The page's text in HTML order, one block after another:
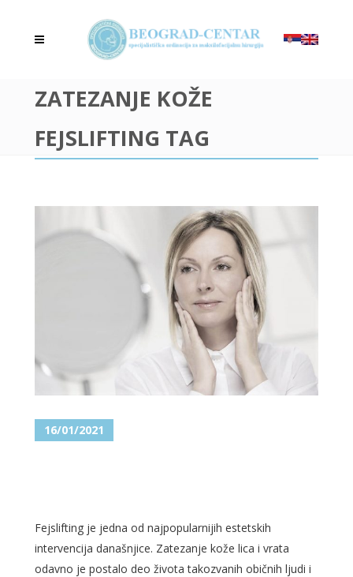
ZATEZANJE KOŽE
FEJSLIFTING TAG
16/01/2021
Fejslifting je jedna od najpopularnijih estetskih
intervencija današnjice. Zatezanje kože lica i vrata
odavno je postalo deo života takozvanih običnih ljudi i